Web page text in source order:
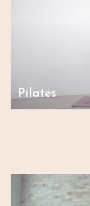
Pilates